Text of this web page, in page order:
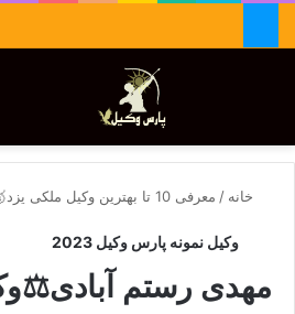
تغییر پوسته
خانه / معرفی 10 تا بهترین وکیل ملکی یزد🥇【آپدیت جدید】⚖️
وکیل نمونه پارس وکیل 2023
مهدی رستم